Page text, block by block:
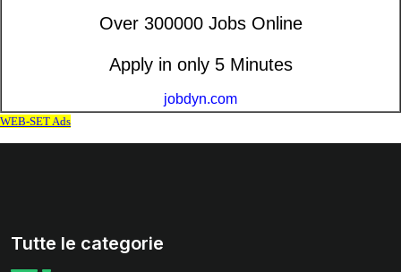
Tutte le categorie